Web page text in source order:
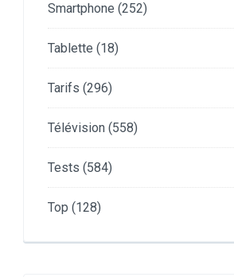
Smartphone (252)
Tablette (18)
Tarifs (296)
Télévision (558)
Tests (584)
Top (128)